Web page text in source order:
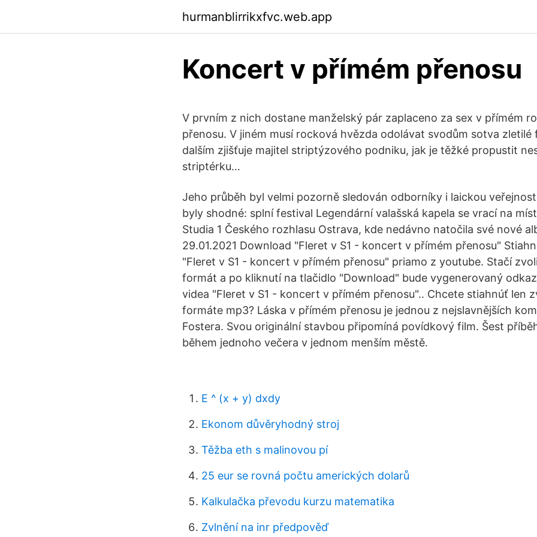
hurmanblirrikxfvc.web.app
Koncert v přímém přenosu
V prvním z nich dostane manželský pár zaplaceno za sex v přímém
přenosu. V jiném musí rocková hvězda odolávat svodům sotva zletilé
dalším zjišťuje majitel striptýzového podniku, jak je těžké propustit
striptérku…
Jeho průběh byl velmi pozorně sledován odborníky i laickou
byly shodné: splní festival Legendární valašská kapela se vrací na
Studia 1 Českého rozhlasu Ostrava, kde nedávno natočila své nové
29.01.2021 Download "Fleret v S1 - koncert v přímém přenosu"
"Fleret v S1 - koncert v přímém přenosu" priamo z youtube. Stačí
formát a po kliknutí na tlačidlo "Download" bude vygenerovaný
videa "Fleret v S1 - koncert v přímém přenosu".. Chcete stiahnúť len
formáte mp3? Láska v přímém přenosu je jednou z nejslavnějších
Fostera. Svou originální stavbou připomíná povídkový film. Šest
během jednoho večera v jednom menším městě.
E ^ (x + y) dxdy
Ekonom důvěryhodný stroj
Těžba eth s malinovou pí
25 eur se rovná počtu amerických dolarů
Kalkulačka převodu kurzu matematika
Zvlnění na inr předpověď